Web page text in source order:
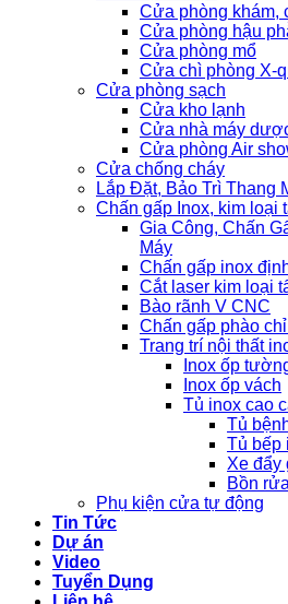
Cửa phòng khám,
Cửa phòng hậu
Cửa phòng mổ
Cửa chì phòng X-
Cửa phòng sạch
Cửa kho lạnh
Cửa nhà máy
Cửa phòng Air
Cửa chống cháy
Lắp Đặt, Bảo Trì Thang
Chấn gấp Inox, kim loại
Gia Công, Chấn
Máy
Chấn gấp inox
Cắt laser kim loại
Bào rãnh V CNC
Chấn gấp phào
Trang trí nội thất
Inox ốp
Inox ốp vách
Tủ inox cao
Tủ
Tủ bếp
Xe đẩy
Bồn
Phụ kiện cửa tự động
Tin Tức
Dự án
Video
Tuyển Dụng